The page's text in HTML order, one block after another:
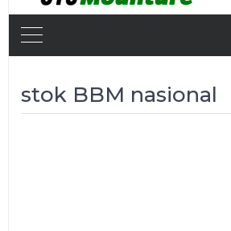
stok BBM nasional